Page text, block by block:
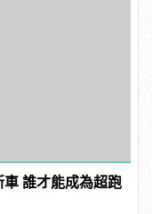
誰才能成為超跑